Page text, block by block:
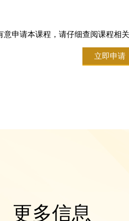
意申请本课程，请仔细查阅课程相
立即申请
更多信息